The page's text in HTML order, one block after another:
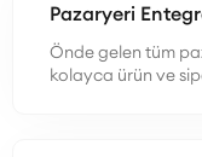
Pazaryeri
Önde gelen tüm
kolayca ürün ve